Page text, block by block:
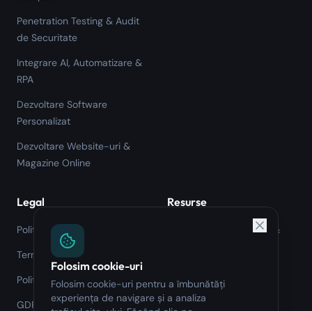
Penetration Testing & Audit
de Securitate
Integrare AI, Automatizare &
RPA
Dezvoltare Software
Personalizat
Dezvoltare Website-uri &
Magazine Online
Legal
Politica de Confidențialitate
Termeni și Condiții
Politica de Cookies
GDPR
Resurse
Verificator CAEN GDPR &
Folosim cookie-uri
Folosim cookie-uri pentru a îmbunătăți
experiența de navigare și a analiza